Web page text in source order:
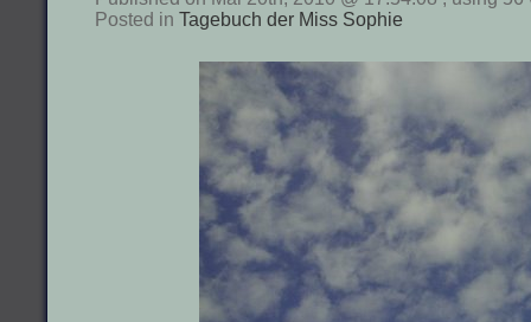
Posted in Tagebuch der Miss Sophie